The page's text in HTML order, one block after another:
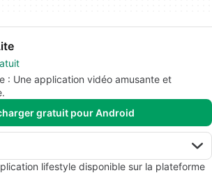
: Une application vidéo amusante et
gratuit pour Android
lifestyle disponible sur la plateforme